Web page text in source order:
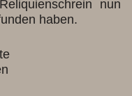
nun
haben.